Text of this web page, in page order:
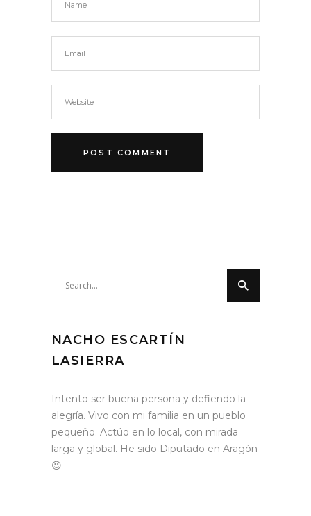
NACHO ESCARTÍN
LASIERRA
Intento ser buena persona y defiendo la
alegría. Vivo con mi familia en un pueblo
pequeño. Actúo en lo local, con mirada
larga y global. He sido Diputado en Aragón
😉